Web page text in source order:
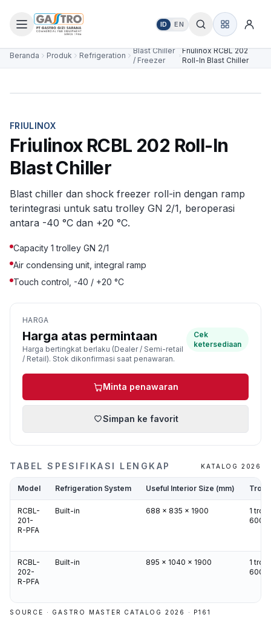
ID EN
Beranda Produk Refrigeration
Blast Chiller
/ Freezer
Friulinox RCBL 202
Roll-In Blast Chiller
FRIULINOX
Friulinox RCBL 202 Roll-In
Blast Chiller
Blast chiller dan shock freezer roll-in dengan ramp
terintegrasi untuk satu trolley GN 2/1, beroperasi
antara -40 °C dan +20 °C.
Capacity 1 trolley GN 2/1
Air condensing unit, integral ramp
Touch control, -40 / +20 °C
HARGA
Harga atas permintaan
Harga bertingkat berlaku (Dealer / Semi-retail
/ Retail). Stok dikonfirmasi saat penawaran.
Cek
ketersediaan
Minta penawaran
Simpan ke favorit
TABEL SPESIFIKASI LENGKAP KATALOG 2026
Model Refrigeration System Useful Interior Size (mm)
RCBL-
201-
R-PFA
Built-in 688 x 835 x 1900
1
RCBL-
202-
R-PFA
Built-in 895 x 1040 x 1900
1
SOURCE · GASTRO MASTER CATALOG 2026 · P161